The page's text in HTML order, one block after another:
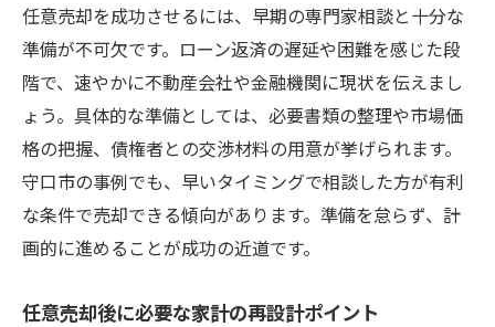
任意売却を成功させるには、早期の専門家相談と十分な
準備が不可欠です。ローン返済の遅延や困難を感じた段
階で、速やかに不動産会社や金融機関に現状を伝えまし
ょう。具体的な準備としては、必要書類の整理や市場価
格の把握、債権者との交渉材料の用意が挙げられます。
守口市の事例でも、早いタイミングで相談した方が有利
な条件で売却できる傾向があります。準備を怠らず、計
画的に進めることが成功の近道です。
任意売却後に必要な家計の再設計ポイント